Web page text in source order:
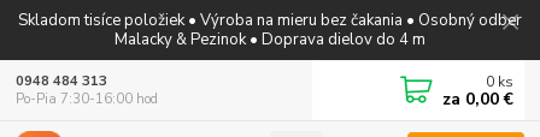
Skladom tisíce položiek • Výroba na mieru bez čakania • Osobný odber
Malacky & Pezinok • Doprava dielov do 4 m
0948 484 313
Po-Pia 7:30-16:00 hod
0 ks
za 0,00 €